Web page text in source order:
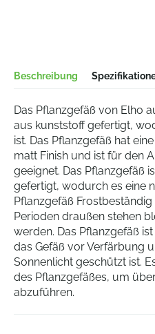
Beschreibung
Das Pflanzgefäß von Elho
aus kunststoff gefertigt,
ist. Das Pflanzgefäß hat
matt Finish und ist für den
geeignet. Das Pflanzgefäß
gefertigt, wodurch es eine
Pflanzgefäß Frostbeständig
Perioden draußen stehen
werden. Das Pflanzgefäß
das Gefäß vor Verfärbung
Sonnenlicht geschützt ist.
des Pflanzgefäßes, um
abzuführen.